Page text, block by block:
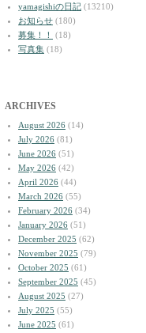
yamagishiの日記 (13210)
お知らせ (180)
募集！！
(18)
写真集 (18)
ARCHIVES
August 2026 (14)
July 2026 (81)
June 2026 (51)
May 2026 (42)
April 2026 (44)
March 2026 (55)
February 2026 (34)
January 2026 (51)
December 2025 (62)
November 2025 (79)
October 2025 (61)
September 2025 (45)
August 2025 (27)
July 2025 (55)
June 2025 (61)